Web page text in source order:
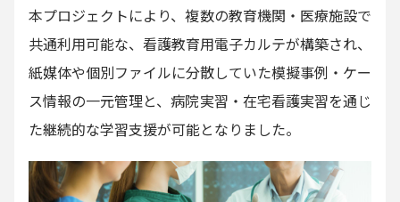
本プロジェクトにより、複数の教育機関・医療施設で
共通利用可能な、看護教育用電子カルテが構築され、
紙媒体や個別ファイルに分散していた模擬事例・ケー
ス情報の一元管理と、病院実習・在宅看護実習を通じ
た継続的な学習支援が可能となりました。